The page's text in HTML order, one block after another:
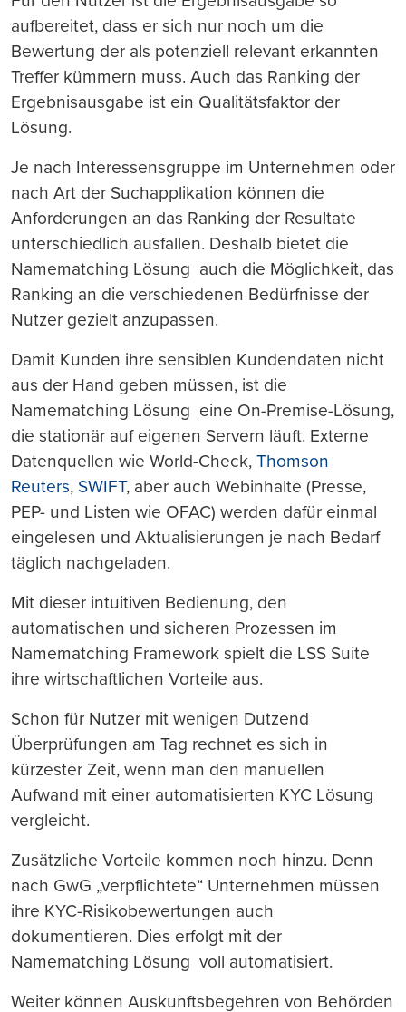
aufbereitet, dass er sich nur noch um die
Bewertung der als potenziell relevant erkannten
Treffer kümmern muss. Auch das Ranking der
Ergebnisausgabe ist ein Qualitätsfaktor der
Lösung.
Je nach Interessensgruppe im Unternehmen oder
nach Art der Suchapplikation können die
Anforderungen an das Ranking der Resultate
unterschiedlich ausfallen. Deshalb bietet die
Namematching Lösung auch die Möglichkeit, das
Ranking an die verschiedenen Bedürfnisse der
Nutzer gezielt anzupassen.
Damit Kunden ihre sensiblen Kundendaten nicht
aus der Hand geben müssen, ist die
Namematching Lösung eine On-Premise-Lösung,
die stationär auf eigenen Servern läuft. Externe
Datenquellen wie World-Check, Thomson
Reuters, SWIFT, aber auch Webinhalte (Presse,
PEP- und Listen wie OFAC) werden dafür einmal
eingelesen und Aktualisierungen je nach Bedarf
täglich nachgeladen.
Mit dieser intuitiven Bedienung, den
automatischen und sicheren Prozessen im
Namematching Framework spielt die LSS Suite
ihre wirtschaftlichen Vorteile aus.
Schon für Nutzer mit wenigen Dutzend
Überprüfungen am Tag rechnet es sich in
kürzester Zeit, wenn man den manuellen
Aufwand mit einer automatisierten KYC Lösung
vergleicht.
Zusätzliche Vorteile kommen noch hinzu. Denn
nach GwG „verpflichtete“ Unternehmen müssen
ihre KYC-Risikobewertungen auch
dokumentieren. Dies erfolgt mit der
Namematching Lösung voll automatisiert.
Weiter können Auskunftsbegehren von Behörden